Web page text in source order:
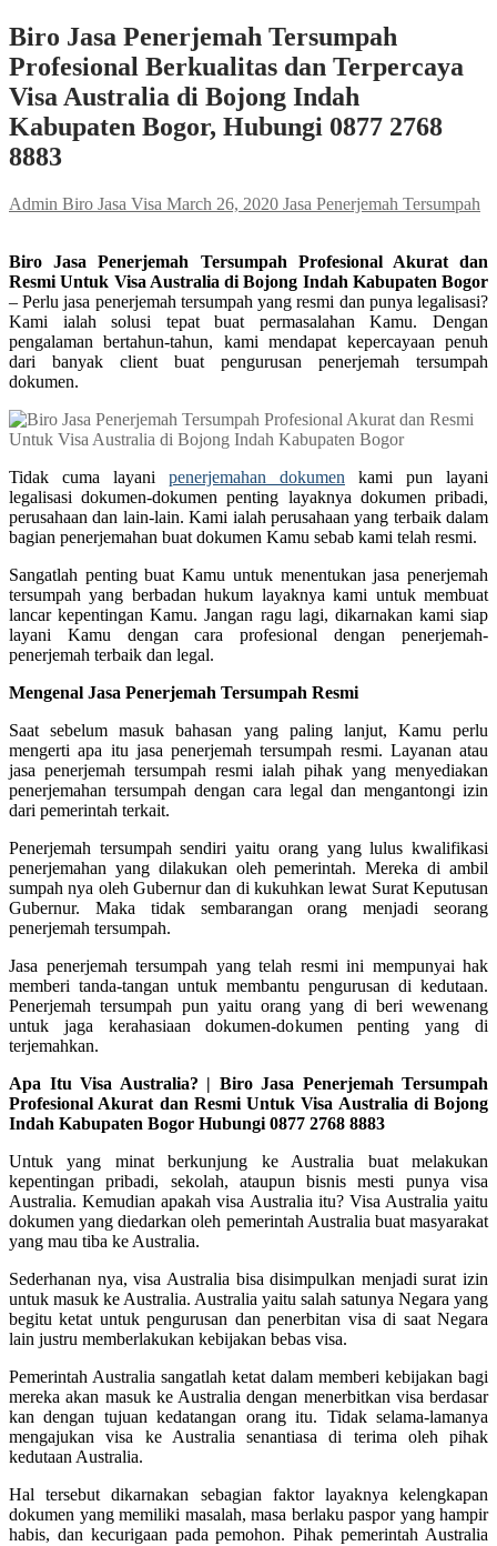
Biro Jasa Penerjemah Tersumpah
Profesional Berkualitas dan Terpercaya
Visa Australia di Bojong Indah
Kabupaten Bogor, Hubungi 0877 2768
8883
Admin Biro Jasa Visa March 26, 2020 Jasa Penerjemah Tersumpah
Biro Jasa Penerjemah Tersumpah Profesional Akurat dan
Resmi Untuk Visa Australia di Bojong Indah Kabupaten Bogor
– Perlu jasa penerjemah tersumpah yang resmi dan punya legalisasi?
Kami ialah solusi tepat buat permasalahan Kamu. Dengan
pengalaman bertahun-tahun, kami mendapat kepercayaan penuh
dari banyak client buat pengurusan penerjemah tersumpah
dokumen.
Tidak cuma layani penerjemahan dokumen kami pun layani
legalisasi dokumen-dokumen penting layaknya dokumen pribadi,
perusahaan dan lain-lain. Kami ialah perusahaan yang terbaik dalam
bagian penerjemahan buat dokumen Kamu sebab kami telah resmi.
Sangatlah penting buat Kamu untuk menentukan jasa penerjemah
tersumpah yang berbadan hukum layaknya kami untuk membuat
lancar kepentingan Kamu. Jangan ragu lagi, dikarnakan kami siap
layani Kamu dengan cara profesional dengan penerjemah-
penerjemah terbaik dan legal.
Mengenal Jasa Penerjemah Tersumpah Resmi
Saat sebelum masuk bahasan yang paling lanjut, Kamu perlu
mengerti apa itu jasa penerjemah tersumpah resmi. Layanan atau
jasa penerjemah tersumpah resmi ialah pihak yang menyediakan
penerjemahan tersumpah dengan cara legal dan mengantongi izin
dari pemerintah terkait.
Penerjemah tersumpah sendiri yaitu orang yang lulus kwalifikasi
penerjemahan yang dilakukan oleh pemerintah. Mereka di ambil
sumpah nya oleh Gubernur dan di kukuhkan lewat Surat Keputusan
Gubernur. Maka tidak sembarangan orang menjadi seorang
penerjemah tersumpah.
Jasa penerjemah tersumpah yang telah resmi ini mempunyai hak
memberi tanda-tangan untuk membantu pengurusan di kedutaan.
Penerjemah tersumpah pun yaitu orang yang di beri wewenang
untuk jaga kerahasiaan dokumen-dokumen penting yang di
terjemahkan.
Apa Itu Visa Australia? | Biro Jasa Penerjemah Tersumpah
Profesional Akurat dan Resmi Untuk Visa Australia di Bojong
Indah Kabupaten Bogor Hubungi 0877 2768 8883
Untuk yang minat berkunjung ke Australia buat melakukan
kepentingan pribadi, sekolah, ataupun bisnis mesti punya visa
Australia. Kemudian apakah visa Australia itu? Visa Australia yaitu
dokumen yang diedarkan oleh pemerintah Australia buat masyarakat
yang mau tiba ke Australia.
Sederhanan nya, visa Australia bisa disimpulkan menjadi surat izin
untuk masuk ke Australia. Australia yaitu salah satunya Negara yang
begitu ketat untuk pengurusan dan penerbitan visa di saat Negara
lain justru memberlakukan kebijakan bebas visa.
Pemerintah Australia sangatlah ketat dalam memberi kebijakan bagi
mereka akan masuk ke Australia dengan menerbitkan visa berdasar
kan dengan tujuan kedatangan orang itu. Tidak selama-lamanya
mengajukan visa ke Australia senantiasa di terima oleh pihak
kedutaan Australia.
Hal tersebut dikarnakan sebagian faktor layaknya kelengkapan
dokumen yang memiliki masalah, masa berlaku paspor yang hampir
habis, dan kecurigaan pada pemohon. Pihak pemerintah Australia